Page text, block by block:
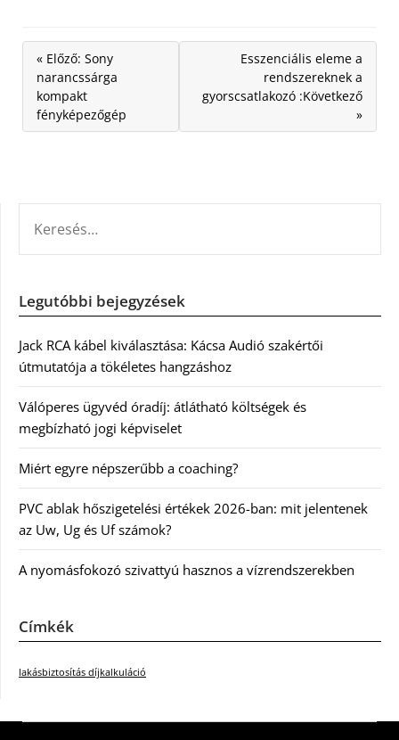
« Előző: Sony
narancssárga
kompakt
fényképezőgép
Esszenciális eleme a
rendszereknek a
gyorscsatlakozó :Következő
»
Legutóbbi bejegyzések
Jack RCA kábel kiválasztása: Kácsa Audió szakértői
útmutatója a tökéletes hangzáshoz
Válóperes ügyvéd óradíj: átlátható költségek és
megbízható jogi képviselet
Miért egyre népszerűbb a coaching?
PVC ablak hőszigetelési értékek 2026-ban: mit jelentenek
az Uw, Ug és Uf számok?
A nyomásfokozó szivattyú hasznos a vízrendszerekben
Címkék
lakásbiztosítás díjkalkuláció